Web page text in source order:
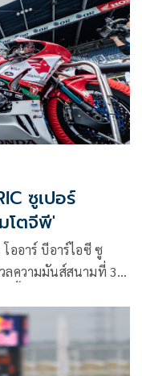
ต.ค. ส่วน “เลขาบอย”
มกีฬาเจ็ตสกีฯ ชมฝีมือ
ม้ไม่พร้อม
ซูเปอร์
โตจีพี'
ออาร์ บีอาร์ไอซี ซู
ลความมันส์สนามที่ 3
ตอร์เนชั่นแนล เซ
วามเข้มข้นอย่างมาก
องรับ โมโตจีพี